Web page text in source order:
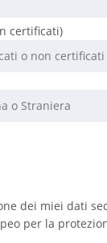
certificati)
dei miei dati
per la